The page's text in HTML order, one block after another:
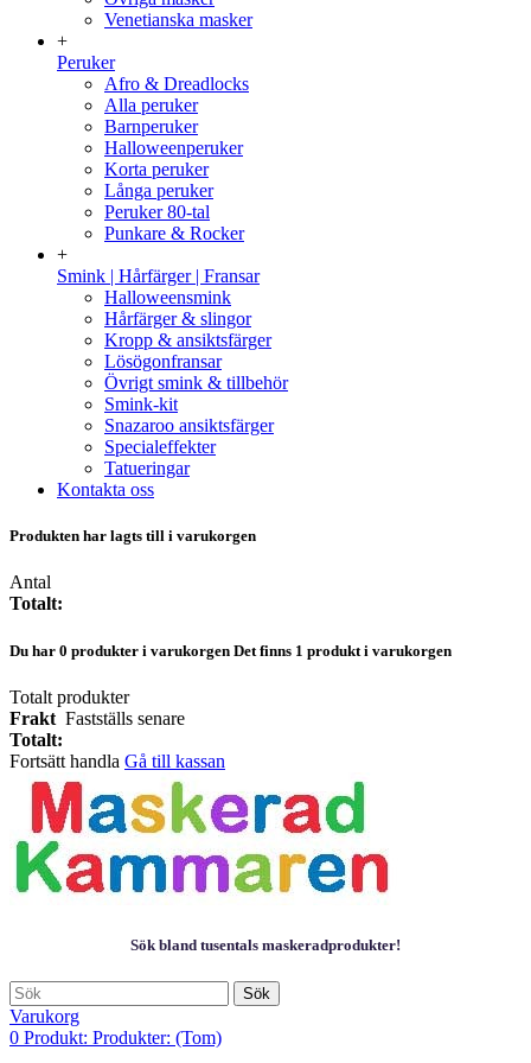
Venetianska masker
+
Peruker
Afro & Dreadlocks
Alla peruker
Barnperuker
Halloweenperuker
Korta peruker
Långa peruker
Peruker 80-tal
Punkare & Rocker
+
Smink | Hårfärger | Fransar
Halloweensmink
Hårfärger & slingor
Kropp & ansiktsfärger
Lösögonfransar
Övrigt smink & tillbehör
Smink-kit
Snazaroo ansiktsfärger
Specialeffekter
Tatueringar
Kontakta oss
Produkten har lagts till i varukorgen
Antal
Totalt:
Du har 0 produkter i varukorgen Det finns 1 produkt i varukorgen
Totalt produkter
Frakt Fastställs senare
Totalt:
Fortsätt handla Gå till kassan
Sök bland tusentals maskeradprodukter!
Sök
Varukorg
0 Produkt: Produkter: (Tom)